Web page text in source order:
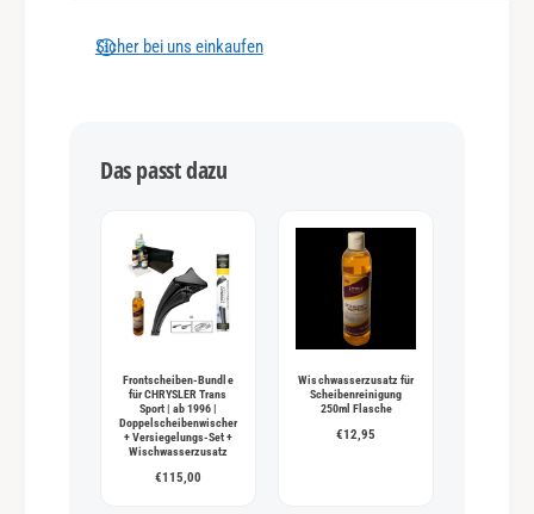
Sicher bei uns einkaufen
Das passt dazu
Frontscheiben-Bundle
für CHRYSLER Trans
Sport | ab 1996 |
Doppelscheibenwischer
+ Versiegelungs-Set +
Wischwasserzusatz
€115,00
Wischwasserzusatz für
Scheibenreinigung
250ml Flasche
€12,95